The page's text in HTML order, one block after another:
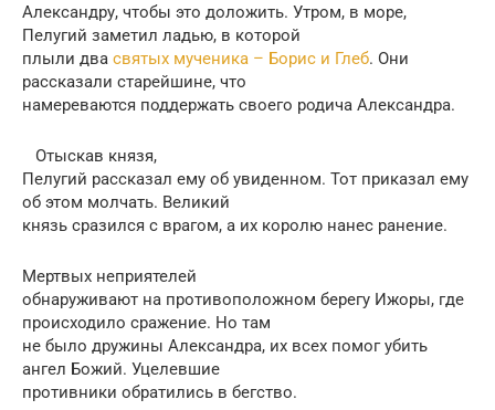
Александру, чтобы это доложить. Утром, в море,
Пелугий заметил ладью, в которой
плыли два святых мученика – Борис и Глеб. Они
рассказали старейшине, что
намереваются поддержать своего родича Александра.
Отыскав князя,
Пелугий рассказал ему об увиденном. Тот приказал ему
об этом молчать. Великий
князь сразился с врагом, а их королю нанес ранение.
Мертвых неприятелей
обнаруживают на противоположном берегу Ижоры, где
происходило сражение. Но там
не было дружины Александра, их всех помог убить
ангел Божий. Уцелевшие
противники обратились в бегство.